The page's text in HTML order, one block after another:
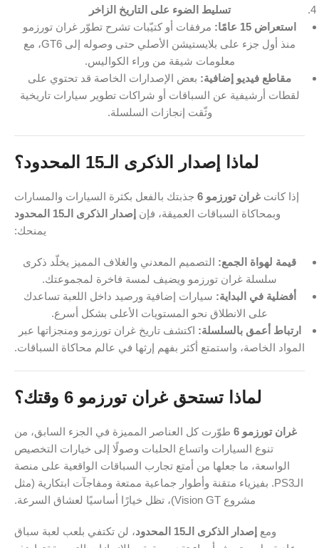
تسليط الضوء على التاريخ الزاخر
استعراض 15 عامًا:
مرفقات أو كتيّبات تشرح تطوّر غران تورزمو
منذ أول جزء على بلايستيشن الأصلي حتى وصوله إلى GT6، مع
معلومات شيقة من وراء الكواليس.
مقاطع فيديو إضافية: بعض الإصدارات الخاصة قد تحتوي على
لقطات أرشيفية عن السباقات أو شراكات تطوير سيارات تاريخية
وثّقت إنجازات السلسلة.
لماذا إصدار الذكرى الـ15 المحدود؟
إذا كانت غران تورزمو 6
جذبتك بالفعل بكثرة السيارات والمسارات
وبمحاكاة السباقات العميقة، فإن إصدار الذكرى الـ15 المحدود
يمنحك:
قيمة لهواة الجمع: التصميم المعدني والغلاف المميز يخلّد ذكرى
سلسلة غران تورزمو ويضيف لمسة فاخرة لمجموعتك.
أفضلية في البداية: سيارات إضافية ورصيد داخل اللعبة تساعدك
على الانطلاق نحو المستويات الأعلى بشكل أسرع.
ارتباط أعمق بالسلسلة: اكتشف تاريخ غران تورزمو ومنجزاتها عبر
المواد الخاصة، واستمتع أكثر بفهم إرثها في عالم محاكاة السباقات.
لماذا تستحق غران تورزمو 6 وقتك؟
غران تورزمو 6
طوّرت كل العناصر المميزة في الجزء السابق، من
تنوع السيارات واتساع الحلبات وصولًا إلى خيارات التخصيص
الواسعة، ما جعلها من أمتع تجارب السباقات الواقعية على منصة
الـPS3. بفيزياء متقنة وأطوار جماعية ممتعة ومفاجآت ابتكارية (مثل
مشروع Vision GT)، تظل خيارًا أساسيًا لعشاق السرعة.
ومع إصدار الذكرى الـ15 المحدود
، لن تكتفي بلعب لعبة سباق